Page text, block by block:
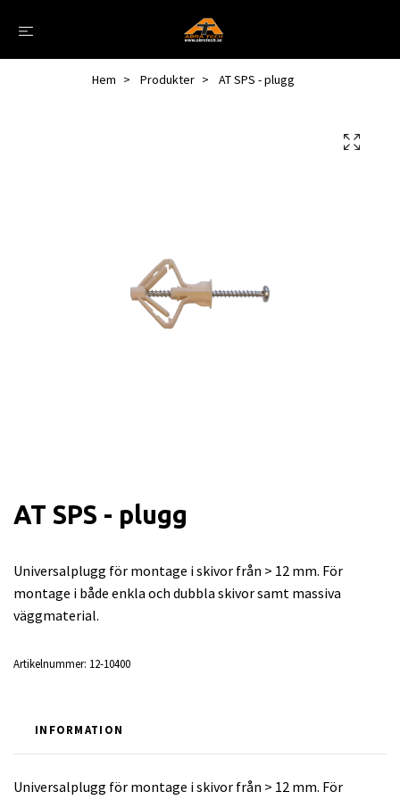
Hem Produkter AT SPS - plugg
AT SPS - plugg
Universalplugg för montage i skivor från > 12 mm. För
montage i både enkla och dubbla skivor samt massiva
väggmaterial.
Artikelnummer: 12-10400
INFORMATION
Universalplugg för montage i skivor från > 12 mm. För